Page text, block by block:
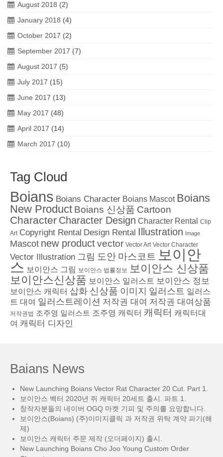
August 2018 (2)
January 2018 (4)
October 2017 (2)
September 2017 (7)
August 2017 (5)
July 2017 (15)
June 2017 (13)
May 2017 (48)
April 2017 (14)
March 2017 (10)
Tag Cloud
Boians Boians Character Boians Mascot Boians
New Product Boians 신상품 Cartoon
Character Character Design Character Rental
Clip
Art Copyright Rental Design Rental Illustration Image
Mascot new productvector Vector Art Vector Character
Vector Illustration 그림 도안 마스코트 보이안
스 보이안스 그림 보이안스 법률정보 보이안스 신상품
보이안스신상품 보이안스 일러스트 보이안스 정보
보이안스 캐릭터 삽화 신상품 이미지 일러스트 일러스
트 대여 일러스트레이션 저작권 대여 저작권 대여상품
저작권법 조주영 일러스트 조주영 캐릭터 캐릭터 캐릭터대
여 캐릭터 디자인
Baians News
New Launching Boians Vector Rat Character 20 Cut. Part 1.
보이안스 벡터 2020년 쥐 캐릭터 20세트 출시. 파트 1.
창작자분들의 네이버 OGQ 마켓 기피 및 주의를 요망합니다.
보이안스(Boians) (주)이미지클릭 과 저작권 위탁 계약 파기(해
제)
보이안스 캐릭터 주문 제작 (오더페이지) 출시.
New Launching Boians Cho Joo Young Custom Order